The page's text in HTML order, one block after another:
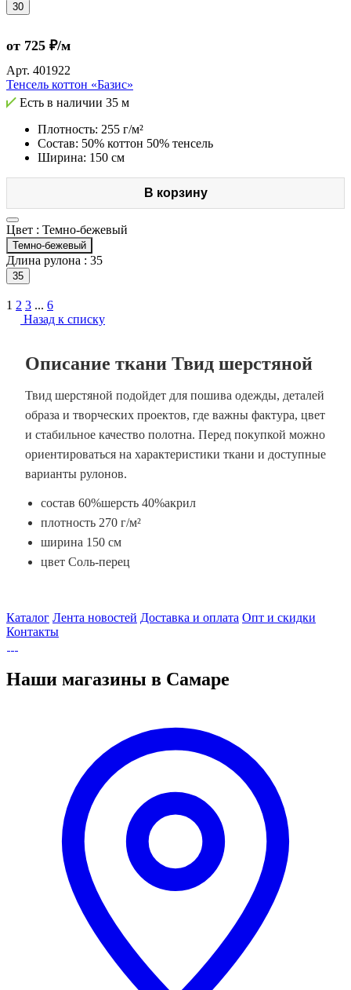
30
от 725 ₽/м
Арт. 401922
Тенсель коттон «Базис»
Есть в наличии 35 м
Плотность: 255 г/м²
Состав: 50% коттон 50% тенсель
Ширина: 150 см
В корзину
Цвет : Темно-бежевый
Темно-бежевый
Длина рулона : 35
35
1 2 3 ... 6
Назад к списку
Описание ткани Твид шерстяной
Твид шерстяной подойдет для пошива одежды, деталей
образа и творческих проектов, где важны фактура, цвет
и стабильное качество полотна. Перед покупкой можно
ориентироваться на характеристики ткани и доступные
варианты рулонов.
состав 60%шерсть 40%акрил
плотность 270 г/м²
ширина 150 см
цвет Соль-перец
Каталог Лента новостей Доставка и оплата Опт и скидки
Контакты
Наши магазины в Самаре